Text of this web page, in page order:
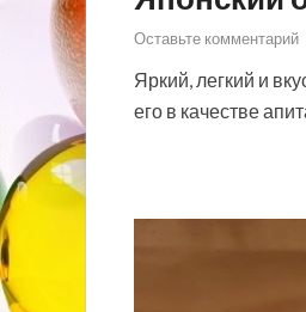
Оставьте комментарий
Яркий, легкий и
его в качестве